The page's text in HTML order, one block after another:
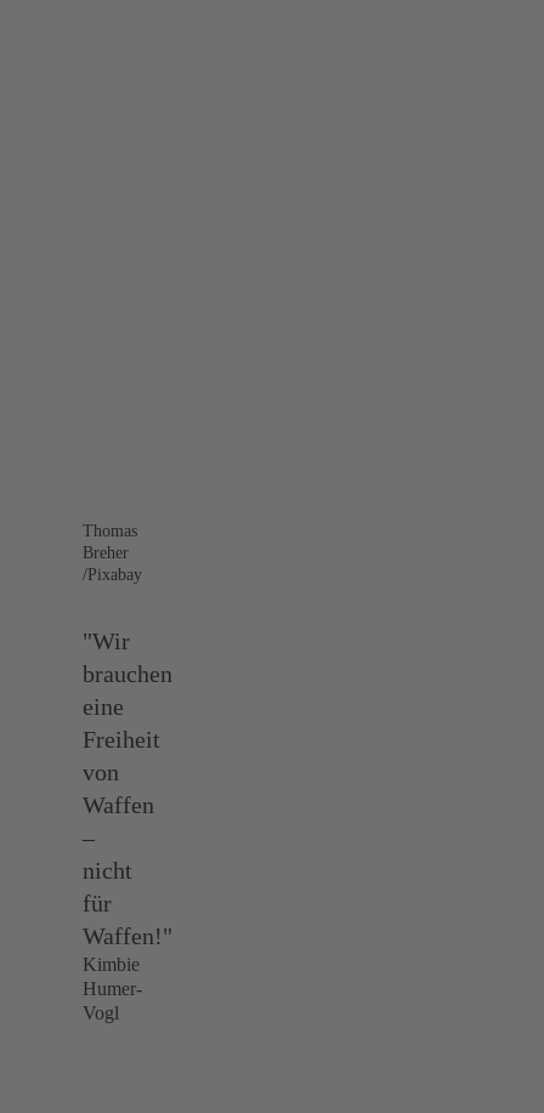
Thomas
Breher
/Pixabay
"Wir
brauchen
eine
Freiheit
von
Waffen
–
nicht
für
Waffen!"
Kimbie
Humer-
Vogl